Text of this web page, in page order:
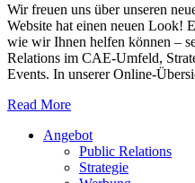
Wir freuen uns über unseren
Website hat einen neuen Look!
wie wir Ihnen helfen können –
Relations im CAE-Umfeld,
Events. In unserer Online-
Read More
Angebot
Public Relations
Strategie